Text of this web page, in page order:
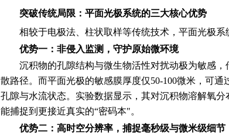
突破传统局限：平面光极系统的三大核心优势
相较于电极法、柱状取样等传统技术，平面光极
优势一：非侵入监测，守护原始微环境
沉积物的孔隙结构与微生物活性对扰动极为敏感
散路径。而平面光极的敏感膜厚度仅50-100微米，可
孔隙与水流状态。实验数据显示，其对沉积物溶解氧
能捕捉到更接近真实的“密码本"。
优势二：高时空分辨率，捕捉毫秒级与微米级细节